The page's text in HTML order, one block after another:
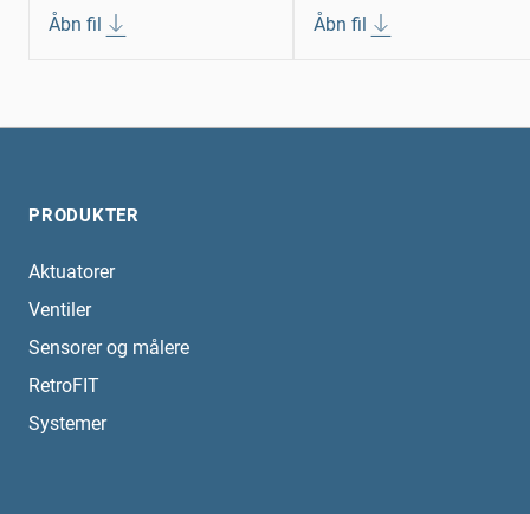
Åbn fil Åbn fil
PRODUKTER
Aktuatorer
Ventiler
Sensorer og målere
RetroFIT
Systemer